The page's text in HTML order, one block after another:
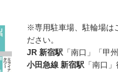
※専用駐車場、駐輪場は
ださい。
JR 新宿駅 「南口」「甲
小田急線 新宿駅 「南口